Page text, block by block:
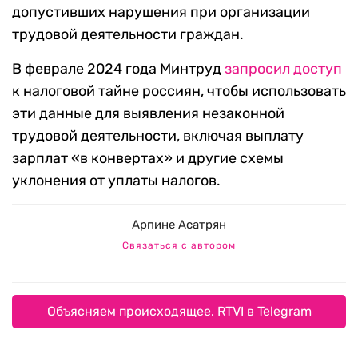
допустивших нарушения при организации
трудовой деятельности граждан.
В феврале 2024 года Минтрудзапросил доступ
к налоговой тайне россиян, чтобы использовать
эти данные для выявления незаконной
трудовой деятельности, включая выплату
зарплат «в конвертах» и другие схемы
уклонения от уплаты налогов.
Арпине Асатрян
Связаться с автором
Объясняем происходящее. RTVI в Telegram